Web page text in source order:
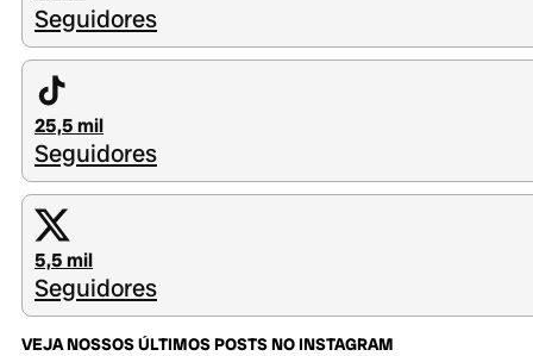
Seguidores
25,5 mil
Seguidores
5,5 mil
Seguidores
VEJA NOSSOS ÚLTIMOS POSTS NO INSTAGRAM